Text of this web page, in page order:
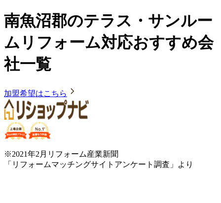
南魚沼郡のテラス・サンルー
ムリフォーム対応おすすめ会
社一覧
加盟希望はこちら
※2021年2月リフォーム産業新聞
「リフォームマッチングサイトアンケート調査」より